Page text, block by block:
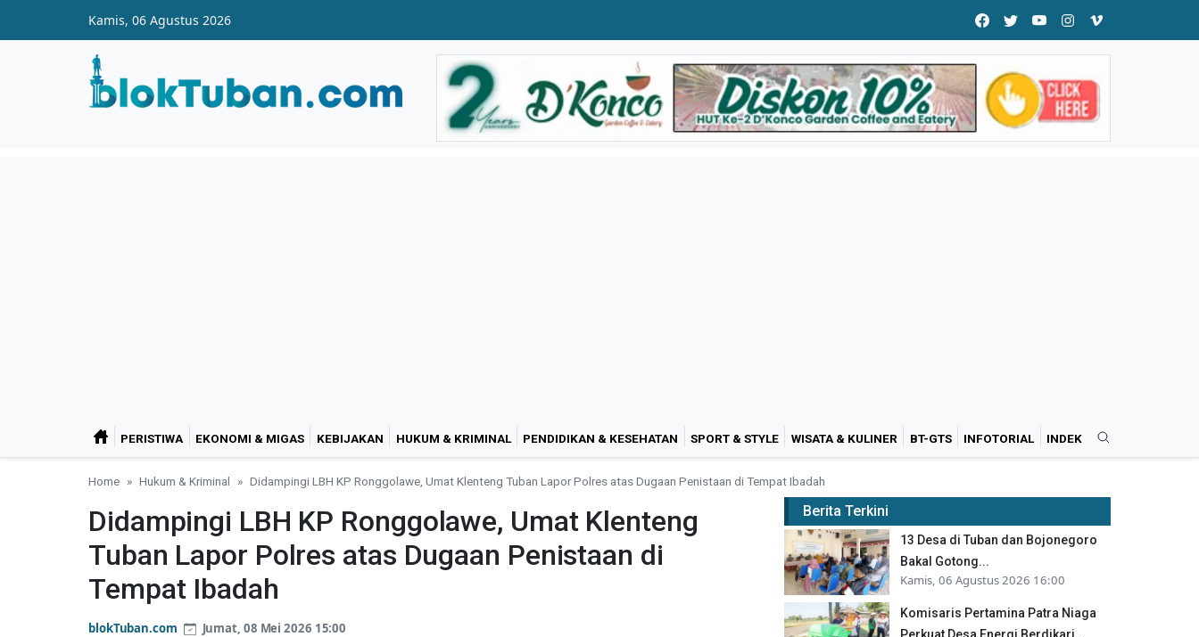
Kamis, 06 Agustus 2026
PERISTIWA EKONOMI & MIGAS KEBIJAKAN HUKUM & KRIMINAL PENDIDIKAN & KESEHATAN SPORT & STYLE WISATA & KULINER BT-GTS INFOTORIAL INDEK
Home Hukum & Kriminal Didampingi LBH KP Ronggolawe, Umat Klenteng Tuban Lapor Polres atas Dugaan Penistaan di Tempat Ibadah
Didampingi LBH KP Ronggolawe, Umat Klenteng
Tuban Lapor Polres atas Dugaan Penistaan di
Tempat Ibadah
blokTuban.com Jumat, 08 Mei 2026 15:00
Berita Terkini
13 Desa di Tuban dan Bojonegoro
Bakal Gotong...
Kamis, 06 Agustus 2026 16:00
Komisaris Pertamina Patra Niaga
Perkuat Desa Energi Berdikari...